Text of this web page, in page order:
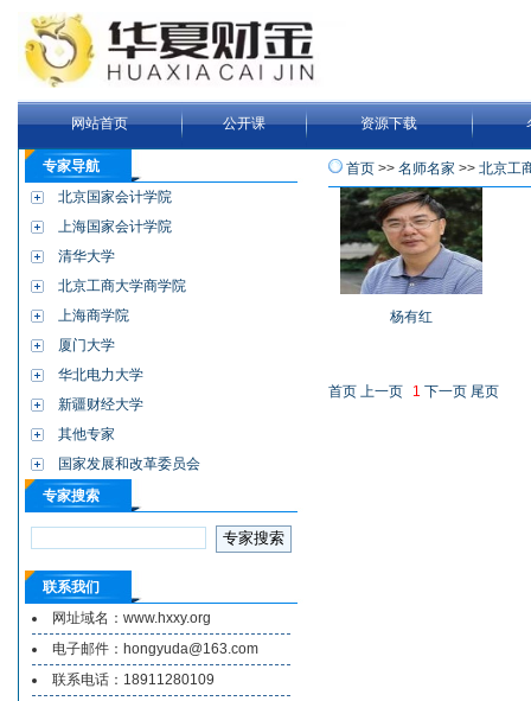
网站首页 公开课 资源下载
专家导航
北京国家会计学院
上海国家会计学院
清华大学
北京工商大学商学院
上海商学院
厦门大学
华北电力大学
新疆财经大学
其他专家
国家发展和改革委员会
专家搜索
联系我们
网址域名：www.hxxy.org
电子邮件：hongyuda@163.com
联系电话：18911280109
首页 >> 名师名家 >> 北京工
杨有红
首页 上一页 1 下一页 尾页